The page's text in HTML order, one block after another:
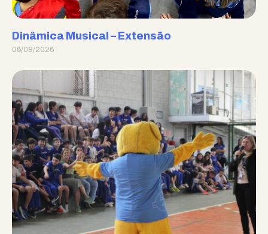
Dinâmica Musical – Extensão
06/08/2026